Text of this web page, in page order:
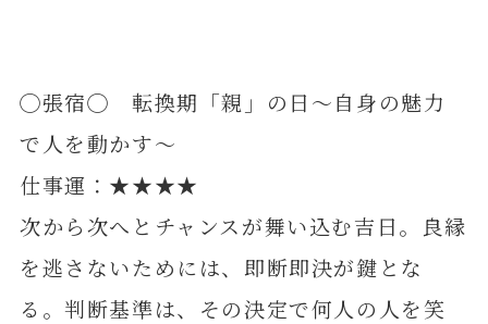
◯張宿◯ 転換期「親」の日～自身の魅力
で人を動かす～
仕事運：★★★★
次から次へとチャンスが舞い込む吉日。良縁
を逃さないためには、即断即決が鍵とな
る。判断基準は、その決定で何人の人を笑